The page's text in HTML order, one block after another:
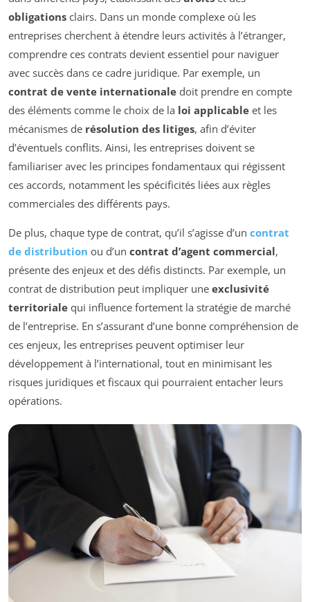
obligations clairs. Dans un monde complexe où les
entreprises cherchent à étendre leurs activités à l’étranger,
comprendre ces contrats devient essentiel pour naviguer
avec succès dans ce cadre juridique. Par exemple, un
contrat de vente internationale doit prendre en compte
des éléments comme le choix de la loi applicable et les
mécanismes de résolution des litiges, afin d’éviter
d’éventuels conflits. Ainsi, les entreprises doivent se
familiariser avec les principes fondamentaux qui régissent
ces accords, notamment les spécificités liées aux règles
commerciales des différents pays.
De plus, chaque type de contrat, qu’il s’agisse d’un contrat
de distribution ou d’un contrat d’agent commercial,
présente des enjeux et des défis distincts. Par exemple, un
contrat de distribution peut impliquer une exclusivité
territoriale qui influence fortement la stratégie de marché
de l’entreprise. En s’assurant d’une bonne compréhension de
ces enjeux, les entreprises peuvent optimiser leur
développement à l’international, tout en minimisant les
risques juridiques et fiscaux qui pourraient entacher leurs
opérations.